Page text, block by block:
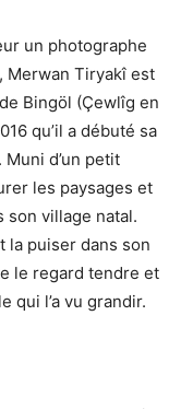
un photographe
Merwan Tiryakî est
Bingöl (Çewlîg en
qu’il a débuté sa
d’un petit
les paysages et
son village natal.
la puiser dans son
le regard tendre et
qui l’a vu grandir.